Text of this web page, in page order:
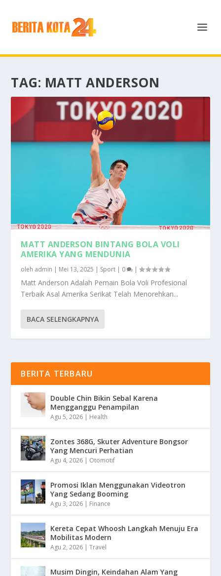
TAG: MATT ANDERSON
MATT ANDERSON BINTANG BOLA VOLI
AMERIKA YANG MENDUNIA
oleh admin | Mei 13, 2025 | Sport | 0 |
Matt Anderson Adalah Pemain Bola Voli Profesional
Terbaik Asal Amerika Serikat Telah Menorehkan...
BACA SELENGKAPNYA
BERITA TERBARU
Double Chin Bikin Sebal Karena
Mengganggu Penampilan
Agu 5, 2026 | Health
Zontes 368G, Skuter Adventure Bongsor
Yang Mencuri Perhatian
Agu 4, 2026 | Otomotif
Promosi Iklan Menggunakan Videotron
Yang Sedang Booming
Agu 3, 2026 | Finance
Kereta Cepat Whoosh Langkah Menuju Era
Mobilitas Modern
Agu 2, 2026 |Travel
Musim Dingin, Keindahan Alam Yang